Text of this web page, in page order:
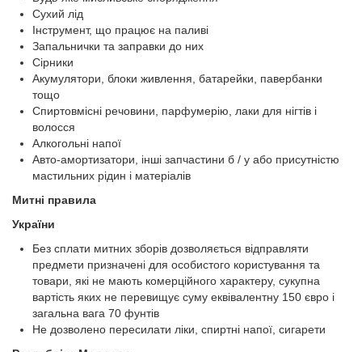
Сухий лід
Інструмент, що працює на паливі
Запальнички та заправки до них
Сірники
Акумулятори, блоки живлення, батарейки, павербанки
тощо
Спиртовмісні речовини, парфумерію, лаки для нігтів і
волосся
Алкогольні напої
Авто-амортизатори, інші запчастини б / у або присутністю
мастильних рідин і матеріалів
Митні правила
України
Без сплати митних зборів дозволяється відправляти
предмети призначені для особистого користування та
товари, які не мають комерційного характеру, сукупна
вартість яких не перевищує суму еквівалентну 150 євро і
загальна вага 70 фунтів
Не дозволено пересилати ліки, спиртні напої, сигарети